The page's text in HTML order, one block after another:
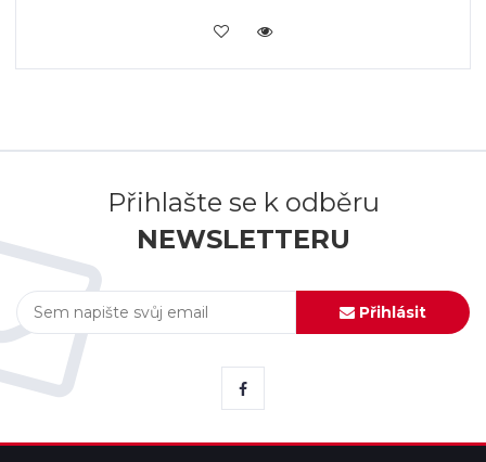
KOUPIT
Přihlašte se k odběru
NEWSLETTERU
Přihlásit